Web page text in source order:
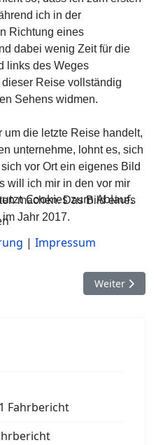
ich in der
Richtung eines
dabei wenig Zeit für die
links des Weges
Reise vollständig
Sehens widmen.
die letzte Reise handelt,
unternehme, lohnt es, sich
vor Ort ein eigenes Bild
will ich mir in den vor mir
machen. Das Bild eines
Jahr 2017.
Nächster
Weiter
Fahrbericht
Cookies zum Ablauf.
| Impressum